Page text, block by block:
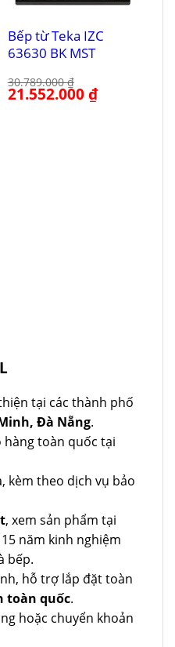
₫.
Bếp từ Teka IZC
63630 BK MST
30.789.000₫
Giá
gốc
21.552.000₫Giá
hiện
tại các thành phố
Đà Nẵng.
hàng toàn quốc tại
kèm theo dịch vụ bảo
, xem sản phẩm tại
năm kinh nghiệm
bếp.
hỗ trợ lắp đặt toàn
toàn quốc.
hoặc chuyển khoản